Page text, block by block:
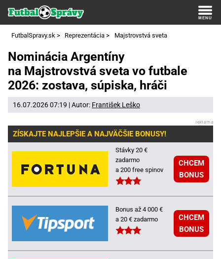
FutbalSpravy.sk > Reprezentácia > Majstrovstvá sveta
Nominácia Argentíny
na Majstrovstvá sveta vo futbale
2026: zostava, súpiska, hráči
16.07.2026 07:19 | Autor: František Leško
ZÍSKAJTE NAJLEPŠIE A NAJVÄČŠIE BONUSY!
Stávky 20 €
zadarmo
a 200 free spinov
CHCEM
BONUS
Bonus až 4 000 €
a 20 € zadarmo
CHCEM
BONUS